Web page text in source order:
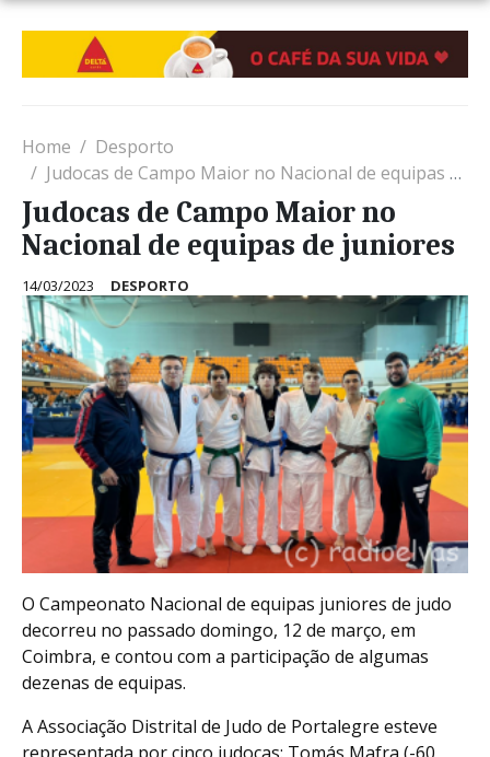
Home
Desporto
Judocas de Campo Maior no Nacional de equipas de juniores
Judocas de Campo Maior no
Nacional de equipas de juniores
14/03/2023 DESPORTO
O Campeonato Nacional de equipas juniores de judo
decorreu no passado domingo, 12 de março, em
Coimbra, e contou com a participação de algumas
dezenas de equipas.
A Associação Distrital de Judo de Portalegre esteve